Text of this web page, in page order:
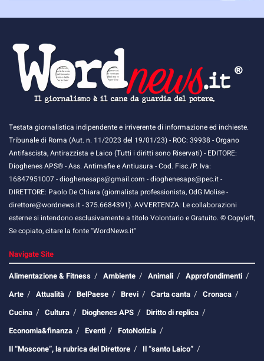
Testata giornalistica indipendente e irriverente di informazione ed inchieste.
Tribunale di Roma (Aut. n. 11/2023 del 19/01/23) - ROC: 39938 - Organo
Antifascista, Antirazzista e Laico (Tutti i diritti sono Riservati) - EDITORE:
Dioghenes APS® - Ass. Antimafie e Antiusura - Cod. Fisc./P. Iva:
16847951007 - dioghenesaps@gmail.com - dioghenesaps@pec.it - ​​
DIRETTORE: Paolo De Chiara (giornalista professionista, OdG Molise -
direttore@wordnews.it - ​​375.6684391). AVVERTENZA: Le collaborazioni
esterne si intendono esclusivamente a titolo Volontario e Gratuito. © Copyleft,
Se copiato, citare la fonte "WordNews.it"
Navigate Site
Alimentazione & Fitness
Ambiente Animali
Approfondimenti
Arte
Attualità BelPaese Brevi Carta canta
Cronaca
Cucina
Cultura Dioghenes APS
Diritto di replica
Economia&finanza
Eventi
FotoNotizia
Il “Moscone”, la rubrica del Direttore
Il “santo Laico”